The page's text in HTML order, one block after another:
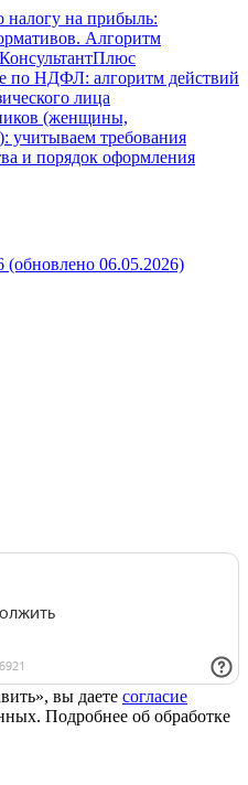
на прибыль:
Алгоритм
по НДФЛ: алгоритм действий
лица
(женщины,
учитываем требования
и порядок оформления
(обновлено 06.05.2026)
вы даете согласие
Подробнее об обработке